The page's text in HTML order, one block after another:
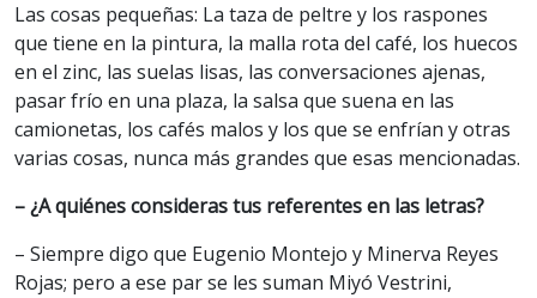
Las cosas pequeñas: La taza de peltre y los raspones
que tiene en la pintura, la malla rota del café, los huecos
en el zinc, las suelas lisas, las conversaciones ajenas,
pasar frío en una plaza, la salsa que suena en las
camionetas, los cafés malos y los que se enfrían y otras
varias cosas, nunca más grandes que esas mencionadas.
– ¿A quiénes consideras tus referentes en las letras?
– Siempre digo que Eugenio Montejo y Minerva Reyes
Rojas; pero a ese par se les suman Miyó Vestrini,